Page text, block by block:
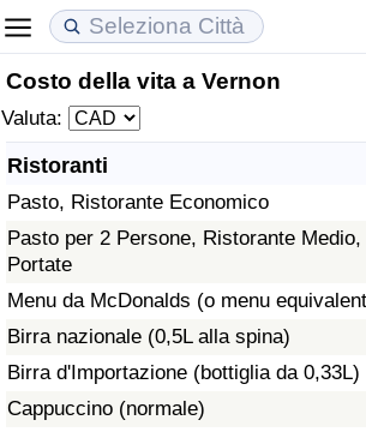
Costo della vita a Vernon
Valuta:
Ristoranti
Pasto, Ristorante Economico
Pasto per 2 Persone, Ristorante Medio,
Portate
Menu da McDonalds (o menu
Birra nazionale (0,5L alla spina)
Birra d'Importazione (bottiglia da 0,33L)
Cappuccino (normale)
Costo della vita
Indice Del Costo Della Vita (corrente)
Indice Del Costo Della Vita
Indice del Costo della Vita per Nazione
ad Aqaba
Prezzi degli immobili
Indice del Prezzo delle Case
Indice del Prezzo delle Case
Indice del Prezzo delle Case per
Qualità della Vita
Indice della Qualità della Vita
Indice della Qualità della Vita
Indice della qualità della vita per Paese
Criminalità
Indice del Tasso di Criminalità